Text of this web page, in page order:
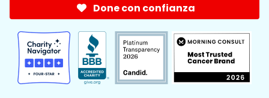
Done con confianza